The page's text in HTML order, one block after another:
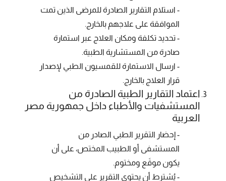
- استلام التقارير الصادرة للمرضى الذين تمت
الموافقة على علاجهم بالخارج.
- تحديد تكلفة ومكان العلاج عبر استمارة
صادرة من المستشارية الطبية.
- ارسال الاستمارة للقمسيون الطبي لإصدار
قرار العلاج بالخارج.
اعتماد التقارير الطبية الصادرة من
المستشفيات والأطباء داخل جمهورية مصر
العربية
- إحضار التقرير الطبي الصادر من
المستشفى أو الطبيب المختص، على أن
يكون موقَع ومختوم.
- يُشترط أن يحتوي التقرير على التشخيص